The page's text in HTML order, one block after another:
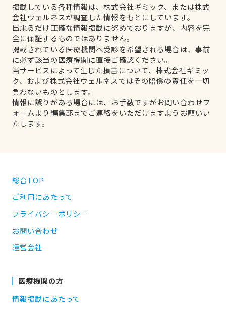
掲載している各種情報は、株式会社ギミック、または株式
会社ウェルネスが調査した情報をもとにしています。
出来るだけ正確な情報掲載に努めておりますが、内容を完
全に保証するものではありません。
掲載されている医療機関へ受診を希望される場合は、事前
に必ず該当の医療機関に直接ご確認ください。
当サービスによって生じた損害について、株式会社ギミッ
ク、および株式会社ウェルネスではその賠償の責任を一切
負わないものとします。
情報に誤りがある場合には、お手数ですがお問い合わせフ
ォームより編集部までご連絡をいただけますようお願いい
たします。
総合TOP
ご利用にあたって
プライバシーポリシー
お問い合わせ
運営会社
医療機関の方
情報掲載にあたって